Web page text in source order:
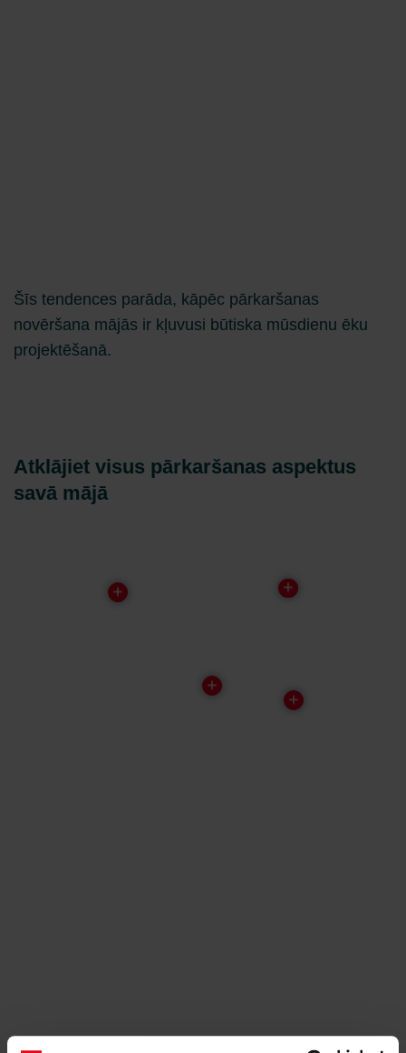
Šīs tendences parāda, kāpēc pārkaršanas
novēršana mājās ir kļuvusi būtiska mūsdienu ēku
projektēšanā.
Atklājiet visus pārkaršanas aspektus
savā mājā